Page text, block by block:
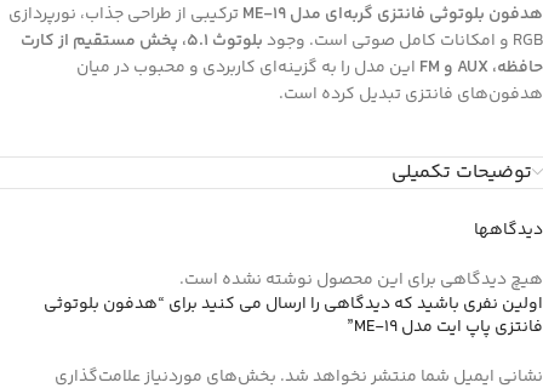
هدفون بلوتوثی فانتزی گربه‌ای مدل ME-19
ترکیبی از طراحی جذاب، نورپردازی
RGB و امکانات کامل صوتی است. وجود
بلوتوث 5.1، پخش مستقیم از کارت
حافظه، AUX و FM
این مدل را به گزینه‌ای کاربردی و محبوب در میان
هدفون‌های فانتزی تبدیل کرده است.
توضیحات تکمیلی
دیدگاهها
هیچ دیدگاهی برای این محصول نوشته نشده است.
اولین نفری باشید که دیدگاهی را ارسال می کنید برای “هدفون بلوتوثی
فانتزی پاپ ایت مدل ME-19”
نشانی ایمیل شما منتشر نخواهد شد. بخش‌های موردنیاز علامت‌گذاری